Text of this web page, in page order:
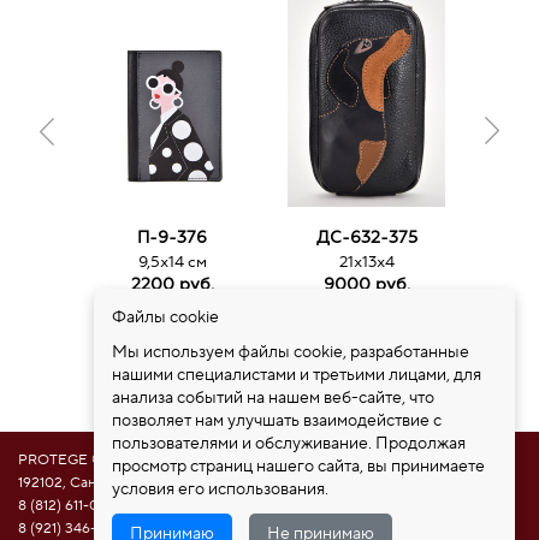
П-9-376
9,5х14 см
2200 руб.
ДС-632-375
21х13х4
9000 руб.
PROTEGE ®
192102, Санкт-Петербург, ул. Самойловой 5, ПСК "Нобелевская дорога"
8 (812) 611-08-81
8 (921) 346-85-39
Файлы cookie
Мы используем файлы cookie, разработанные
нашими специалистами и третьими лицами, для
анализа событий на нашем веб-сайте, что
позволяет нам улучшать взаимодействие с
пользователями и обслуживание. Продолжая
просмотр страниц нашего сайта, вы принимаете
условия его использования.
Принимаю Не принимаю